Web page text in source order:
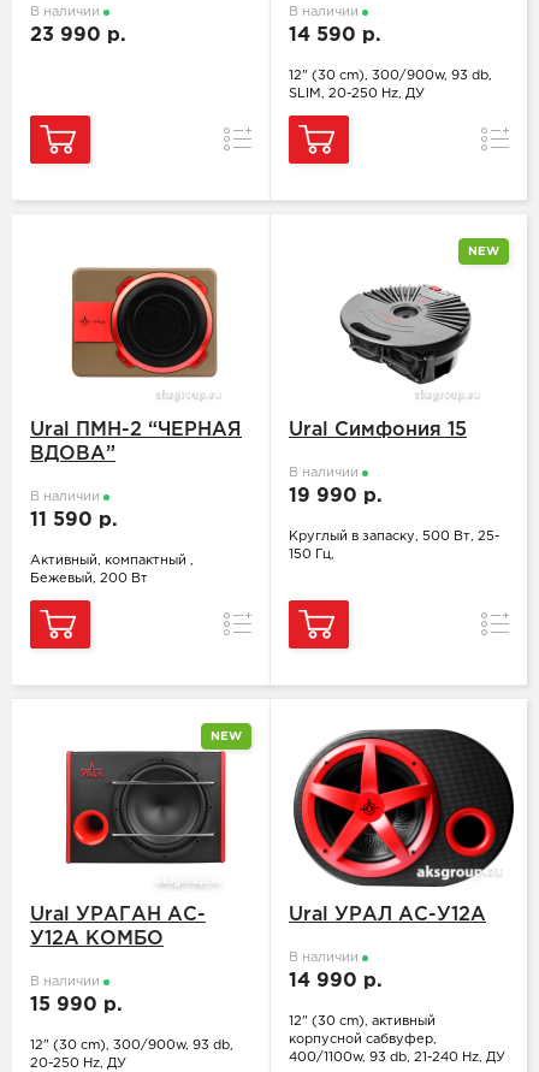
В наличии
23 990 р.
Сравнение
В наличии
14 590 р.
12" (30 cm), 300/900w, 93 db,
SLIM, 20-250 Hz, ДУ
Ural ПМН-2 “ЧЕРНАЯ
ВДОВА”
В наличии
11 590 р.
Активный, компактный ,
Бежевый, 200 Вт
Сравнение
NEW
Ural Симфония 15
В наличии
19 990 р.
Круглый в запаску, 500 Вт, 25-
150 Гц,
NEW
Ural УРАГАН АС-
У12A КОМБО
В наличии
15 990 р.
12" (30 cm), 300/900w, 93 db,
20-250 Hz, ДУ
Ural УРАЛ АС-У12А
В наличии
14 990 р.
12" (30 cm), активный
корпусной сабвуфер,
400/1100w, 93 db, 21-240 Hz, ДУ